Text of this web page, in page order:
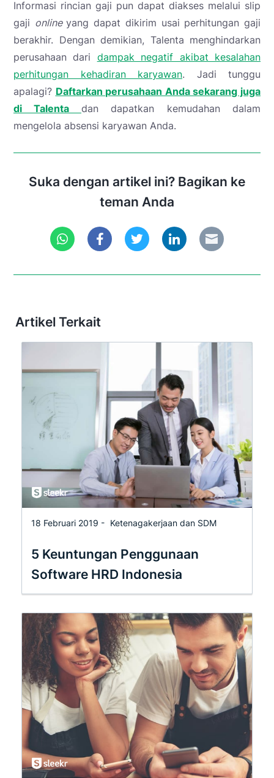
Informasi rincian gaji pun dapat diakses melalui slip
gaji onlineyang dapat dikirim usai perhitungan gaji
berakhir. Dengan demikian, Talenta menghindarkan
perusahaan dari dampak negatif akibat kesalahan
perhitungan kehadiran karyawan. Jadi tunggu
apalagi? Daftarkan perusahaan Anda sekarang juga
di Talenta dan dapatkan kemudahan dalam
mengelola absensi karyawan Anda.
Suka dengan artikel ini? Bagikan ke
teman Anda
Artikel Terkait
18 Februari 2019 - Ketenagakerjaan dan SDM
5 Keuntungan Penggunaan
Software HRD Indonesia